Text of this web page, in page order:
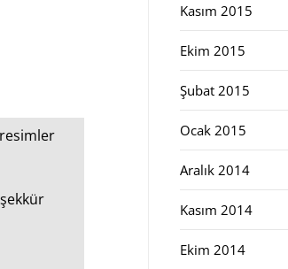
Kasım 2015
Ekim 2015
Şubat 2015
Ocak 2015
Aralık 2014
Kasım 2014
Ekim 2014